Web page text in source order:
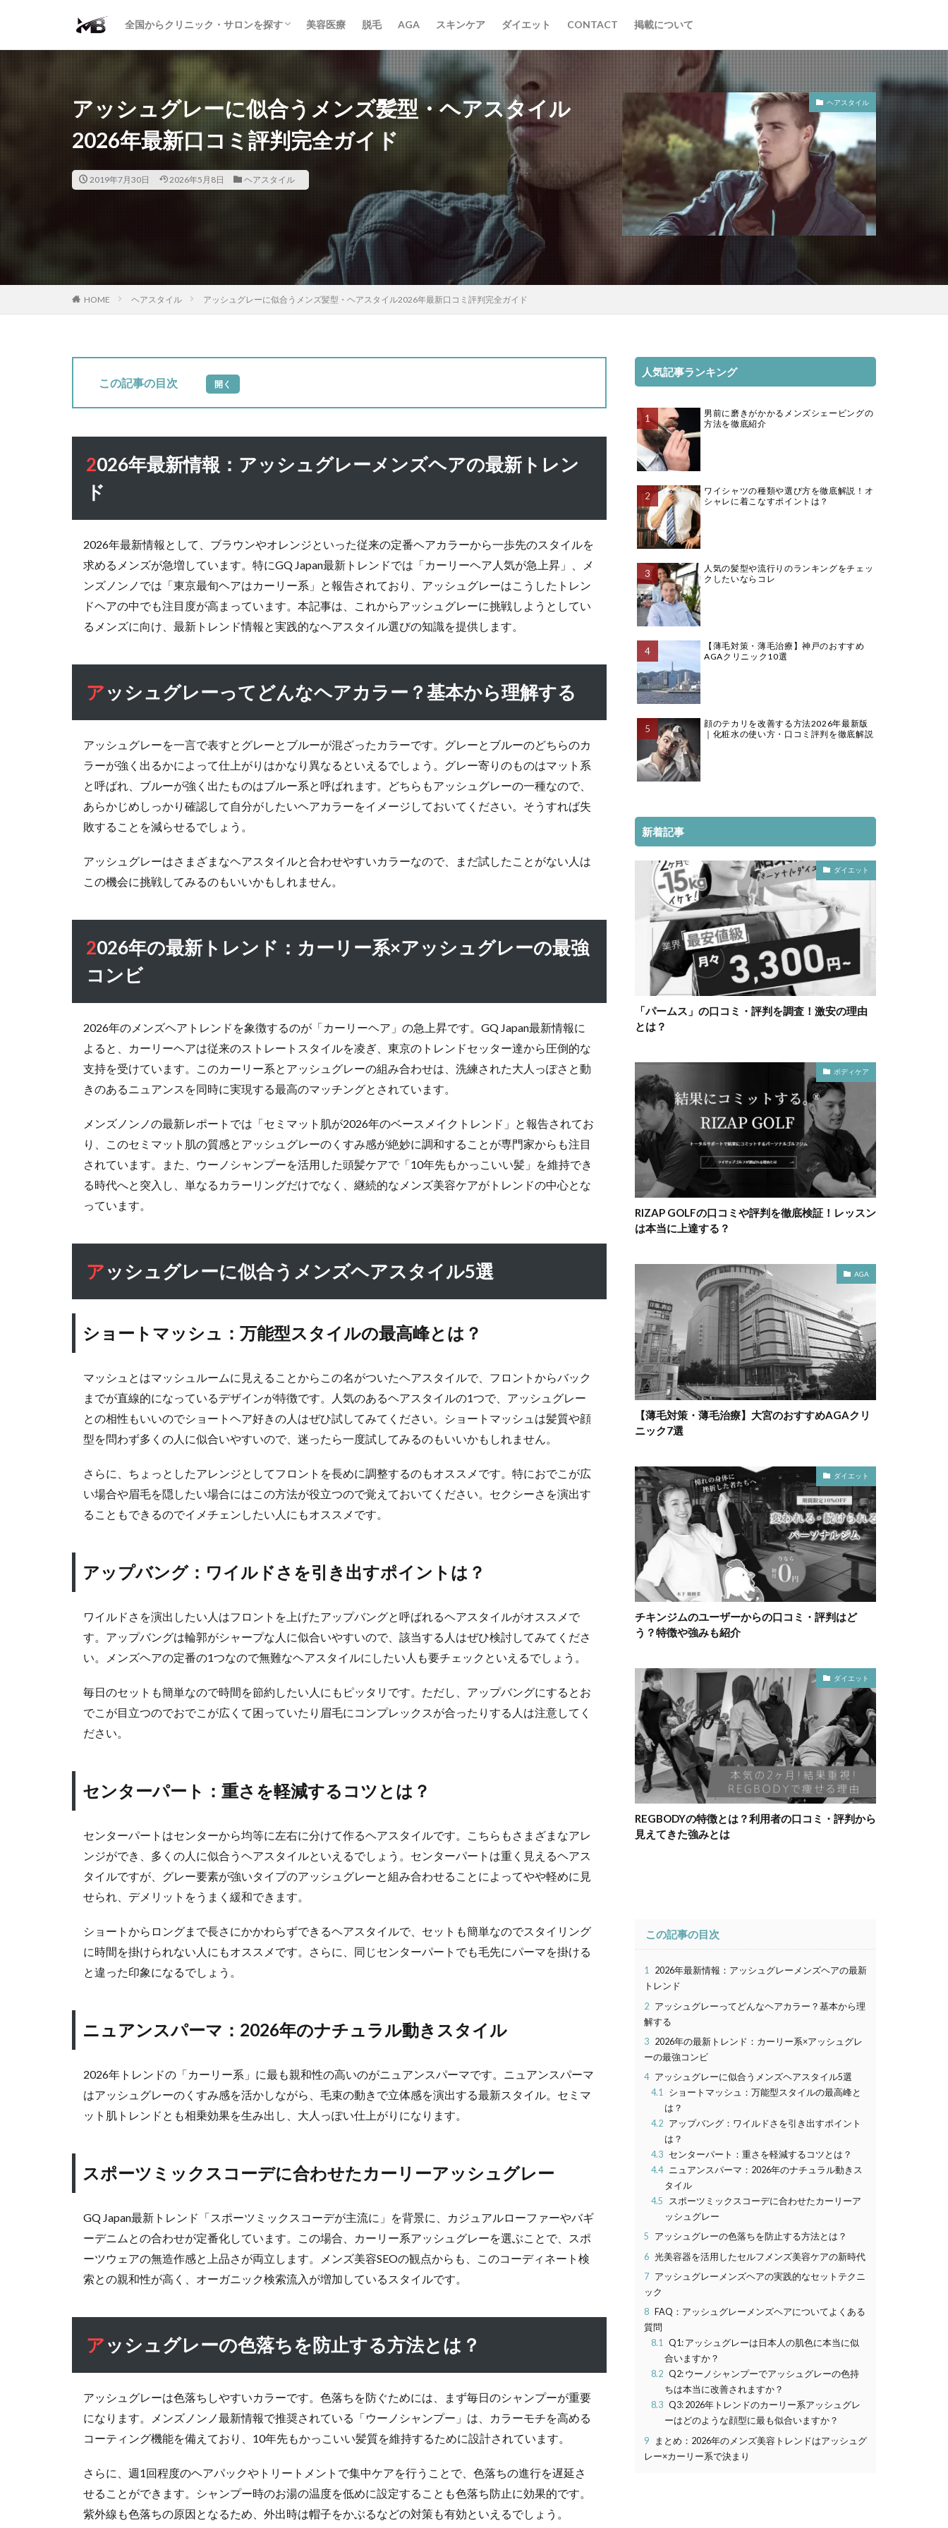
全国からクリニック・サロンを探す
二重・まぶた
鼻の形
小顔・輪郭
痩身・医療ダイエット
肌の悩み・スキンケア
わきが・多汗症
AGA
包茎・ED
医療脱毛
脱毛サロン
パーソナルジム
美容医療 脱毛 AGA スキンケア ダイエット CONTACT 掲載について
アッシュグレーに似合うメンズ髪型・ヘアスタイル
2026年最新口コミ評判完全ガイド
2019年7月30日 2026年5月8日 ヘアスタイル
ヘアスタイル
HOME ヘアスタイル アッシュグレーに似合うメンズ髪型・ヘアスタイル2026年最新口コミ評判完全ガイド
目次
年最
報：
アッ
シュ
グレ
ンズ
ヘア
の最
新ト
ド
シュ
てど
ヘア
カラ
ー？
基本
する
最新
ン
リー
系×
シュ
グレ
最強
コン
ビ
4
ア
グ
ー
似
メ
ン
ズ
ア
タ
イ
ル5
ショ
シ
ュ：
ルの
最高
峰と
アッ
グ：
ワイ
ルド
引き
ポイ
ント
は？
ター
重さ
を軽
減す
アン
スパ
2026
ナチ
ル動
ル
4.5
スポ
ミッ
クス
コー
デに
2026年最新情報：アッシュグレーメンズヘアの最新トレン
ド
2026年最新情報として、ブラウンやオレンジといった従来の定番ヘアカラーから一歩先のスタイルを
求めるメンズが急増しています。特にGQ Japan最新トレンドでは「カーリーヘア人気が急上昇」、メ
ンズノンノでは「東京最旬ヘアはカーリー系」と報告されており、アッシュグレーはこうしたトレン
ドヘアの中でも注目度が高まっています。本記事は、これからアッシュグレーに挑戦しようとしてい
るメンズに向け、最新トレンド情報と実践的なヘアスタイル選びの知識を提供します。
アッシュグレーってどんなヘアカラー？基本から理解する
アッシュグレーを一言で表すとグレーとブルーが混ざったカラーです。グレーとブルーのどちらのカ
ラーが強く出るかによって仕上がりはかなり異なるといえるでしょう。グレー寄りのものはマット系
と呼ばれ、ブルーが強く出たものはブルー系と呼ばれます。どちらもアッシュグレーの一種なので、
あらかじめしっかり確認して自分がしたいヘアカラーをイメージしておいてください。そうすれば失
敗することを減らせるでしょう。
アッシュグレーはさまざまなヘアスタイルと合わせやすいカラーなので、まだ試したことがない人は
この機会に挑戦してみるのもいいかもしれません。
2026年の最新トレンド：カーリー系×アッシュグレーの最強
コンビ
2026年のメンズヘアトレンドを象徴するのが「カーリーヘア」の急上昇です。GQ Japan最新情報に
よると、カーリーヘアは従来のストレートスタイルを凌ぎ、東京のトレンドセッター達から圧倒的な
支持を受けています。このカーリー系とアッシュグレーの組み合わせは、洗練された大人っぽさと動
きのあるニュアンスを同時に実現する最高のマッチングとされています。
メンズノンノの最新レポートでは「セミマット肌が2026年のベースメイクトレンド」と報告されてお
り、このセミマット肌の質感とアッシュグレーのくすみ感が絶妙に調和することが専門家からも注目
されています。また、ウーノシャンプーを活用した頭髪ケアで「10年先もかっこいい髪」を維持でき
る時代へと突入し、単なるカラーリングだけでなく、継続的なメンズ美容ケアがトレンドの中心とな
っています。
アッシュグレーに似合うメンズヘアスタイル5選
ショートマッシュ：万能型スタイルの最高峰とは？
マッシュとはマッシュルームに見えることからこの名がついたヘアスタイルで、フロントからバック
までが直線的になっているデザインが特徴です。人気のあるヘアスタイルの1つで、アッシュグレー
との相性もいいのでショートヘア好きの人はぜひ試してみてください。ショートマッシュは髪質や顔
型を問わず多くの人に似合いやすいので、迷ったら一度試してみるのもいいかもしれません。
さらに、ちょっとしたアレンジとしてフロントを長めに調整するのもオススメです。特におでこが広
い場合や眉毛を隠したい場合にはこの方法が役立つので覚えておいてください。セクシーさを演出す
ることもできるのでイメチェンしたい人にもオススメです。
アップバング：ワイルドさを引き出すポイントは？
ワイルドさを演出したい人はフロントを上げたアップバングと呼ばれるヘアスタイルがオススメで
す。アップバングは輪郭がシャープな人に似合いやすいので、該当する人はぜひ検討してみてくださ
い。メンズヘアの定番の1つなので無難なヘアスタイルにしたい人も要チェックといえるでしょう。
毎日のセットも簡単なので時間を節約したい人にもピッタリです。ただし、アップバングにするとお
でこが目立つのでおでこが広くて困っていたり眉毛にコンプレックスが合ったりする人は注意してく
ださい。
センターパート：重さを軽減するコツとは？
センターパートはセンターから均等に左右に分けて作るヘアスタイルです。こちらもさまざまなアレ
ンジができ、多くの人に似合うヘアスタイルといえるでしょう。センターパートは重く見えるヘアス
タイルですが、グレー要素が強いタイプのアッシュグレーと組み合わせることによってやや軽めに見
せられ、デメリットをうまく緩和できます。
ショートからロングまで長さにかかわらずできるヘアスタイルで、セットも簡単なのでスタイリング
に時間を掛けられない人にもオススメです。さらに、同じセンターパートでも毛先にパーマを掛ける
と違った印象になるでしょう。
ニュアンスパーマ：2026年のナチュラル動きスタイル
2026年トレンドの「カーリー系」に最も親和性の高いのがニュアンスパーマです。ニュアンスパーマ
はアッシュグレーのくすみ感を活かしながら、毛束の動きで立体感を演出する最新スタイル。セミマ
ット肌トレンドとも相乗効果を生み出し、大人っぽい仕上がりになります。
スポーツミックスコーデに合わせたカーリーアッシュグレー
GQ Japan最新トレンド「スポーツミックスコーデが主流に」を背景に、カジュアルローファーやバギ
ーデニムとの合わせが定番化しています。この場合、カーリー系アッシュグレーを選ぶことで、スポ
ーツウェアの無造作感と上品さが両立します。メンズ美容SEOの観点からも、このコーディネート検
索との親和性が高く、オーガニック検索流入が増加しているスタイルです。
アッシュグレーの色落ちを防止する方法とは？
アッシュグレーは色落ちしやすいカラーです。色落ちを防ぐためには、まず毎日のシャンプーが重要
になります。メンズノンノ最新情報で推奨されている「ウーノシャンプー」は、カラーモチを高める
コーティング機能を備えており、10年先もかっこいい髪質を維持するために設計されています。
さらに、週1回程度のヘアパックやトリートメントで集中ケアを行うことで、色落ちの進行を遅延さ
せることができます。シャンプー時のお湯の温度を低めに設定することも色落ち防止に効果的です。
紫外線も色落ちの原因となるため、外出時は帽子をかぶるなどの対策も有効といえるでしょう。
人気記事ランキング
男前に磨きがかかるメンズシェービングの
方法を徹底紹介
ワイシャツの種類や選び方を徹底解説！オ
シャレに着こなすポイントは？
人気の髪型や流行りのランキングをチェッ
クしたいならコレ
【薄毛対策・薄毛治療】神戸のおすすめ
AGAクリニック10選
顔のテカリを改善する方法2026年最新版
｜化粧水の使い方・口コミ評判を徹底解説
新着記事
ダイエット
「パームス」の口コミ・評判を調査！激安の理由
とは？
ボディケア
RIZAP GOLFの口コミや評判を徹底検証！レッスン
は本当に上達する？
AGA
【薄毛対策・薄毛治療】大宮のおすすめAGAクリ
ニック7選
ダイエット
チキンジムのユーザーからの口コミ・評判はど
う？特徴や強みも紹介
ダイエット
REGBODYの特徴とは？利用者の口コミ・評判から
見えてきた強みとは
この記事の目次
1
2026年最新情報：アッシュグレーメンズヘアの最新
トレンド
2
アッシュグレーってどんなヘアカラー？基本から理
解する
3
2026年の最新トレンド：カーリー系×アッシュグレ
ーの最強コンビ
4
アッシュグレーに似合うメンズヘアスタイル5選
4.1
ショートマッシュ：万能型スタイルの最高峰と
は？
4.2
アップバング：ワイルドさを引き出すポイント
は？
4.3
センターパート：重さを軽減するコツとは？
4.4
ニュアンスパーマ：2026年のナチュラル動きス
タイル
4.5
スポーツミックスコーデに合わせたカーリーア
ッシュグレー
5
アッシュグレーの色落ちを防止する方法とは？
6 光美容器を活用したセルフメンズ美容ケアの新時代
7
アッシュグレーメンズヘアの実践的なセットテクニ
ック
8
FAQ：アッシュグレーメンズヘアについてよくある
質問
8.1 Q1: アッシュグレーは日本人の肌色に本当に似
合いますか？
8.2 Q2: ウーノシャンプーでアッシュグレーの色持
ちは本当に改善されますか？
8.3 Q3: 2026年トレンドのカーリー系アッシュグレ
ーはどのような顔型に最も似合いますか？
9
まとめ：2026年のメンズ美容トレンドはアッシュグ
レー×カーリー系で決まり